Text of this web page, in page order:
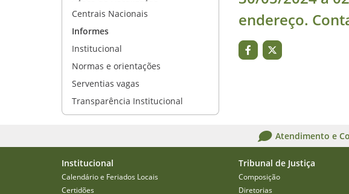
Centrais Nacionais
Informes
Institucional
Normas e orientações
Serventias vagas
Transparência Institucional
endereço.
Atendimento e
Institucional
Calendário e Feriados Locais
Certidões
Tribunal de Justiça
Composição
Diretorias